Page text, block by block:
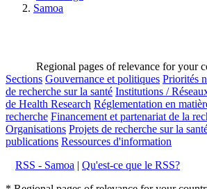
Samoa
Regional pages of relevance for your
Sections Gouvernance et politiques Priorités
de recherche sur la santé Institutions /
de Health Research Réglementation en
recherche Financement et partenariat de la
Organisations Projets de recherche sur la
publications Ressources d'information
RSS - Samoa | Qu'est-ce que le RSS?